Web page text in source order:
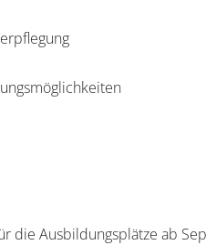
die Ausbildungsplätze ab